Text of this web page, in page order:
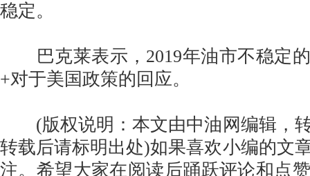
稳定。
巴克莱表示，2019年油市不稳定
+对于美国政策的回应。
(版权说明：本文由中油网编辑，
转载后请标明出处)如果喜欢小编的文
注。希望大家在阅读后踊跃评论和点